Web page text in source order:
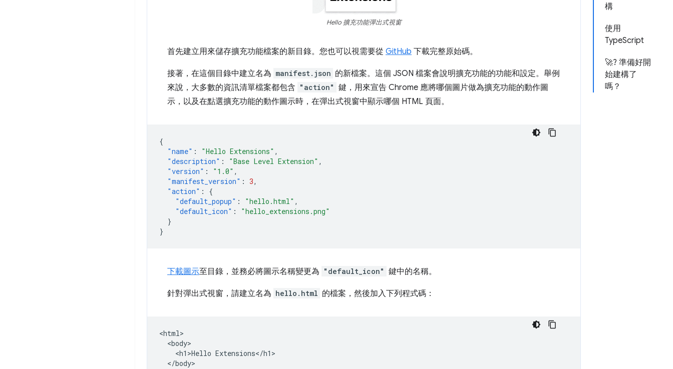
構
使用
TypeScript
🚀? 準備好開
始建構了
嗎？
Hello 擴充功能彈出式視窗
首先建立用來儲存擴充功能檔案的新目錄。您也可以視需要從 GitHub 下載完整原始碼。
接著，在這個目錄中建立名為 manifest.json 的新檔案。這個 JSON 檔案會說明擴充功能的功能和設定。舉例
來說，大多數的資訊清單檔案都包含 "action" 鍵，用來宣告 Chrome 應將哪個圖片做為擴充功能的動作圖
示，以及在點選擴充功能的動作圖示時，在彈出式視窗中顯示哪個 HTML 頁面。
{
"name" : "Hello Extensions" ,
"description" : "Base Level Extension" ,
"version" : "1.0" ,
"manifest_version" : 3,
"action" :
{
"default_popup" : "hello.html" ,
"default_icon" :
"hello_extensions.png"
}
}
下載圖示至目錄，並務必將圖示名稱變更為 "default_icon" 鍵中的名稱。
針對彈出式視窗，請建立名為 hello.html 的檔案，然後加入下列程式碼：
<html>
  <body>
    <h1>Hello Extensions</h1>
  </body>